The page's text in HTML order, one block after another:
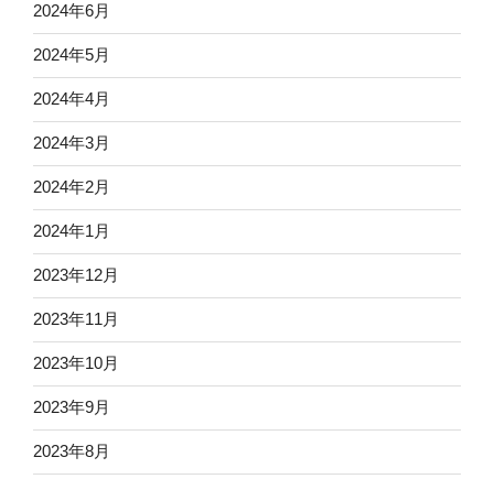
2024年6月
2024年5月
2024年4月
2024年3月
2024年2月
2024年1月
2023年12月
2023年11月
2023年10月
2023年9月
2023年8月